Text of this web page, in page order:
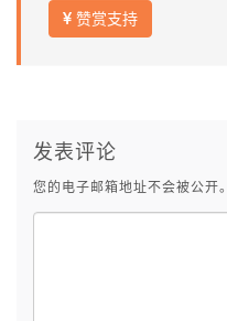
赞赏支持
发表评论
您的电子邮箱地址不会被公开。